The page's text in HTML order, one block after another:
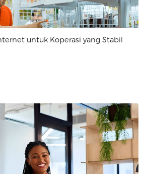
untuk Koperasi yang Stabil